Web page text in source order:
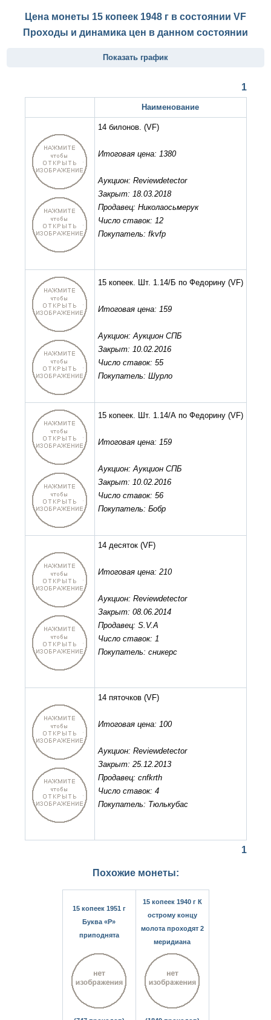
Цена монеты 15 копеек 1948 г в состоянии VF
Проходы и динамика цен в данном состоянии
Показать график
1
Наименование
14 билонов. (VF)
Итоговая цена: 1380
Аукцион: Reviewdetector
Закрыт: 18.03.2018
Продавец: Николаосьмерук
Число ставок: 12
Покупатель: fkvfp
15 копеек. Шт. 1.14/Б по Федорину (VF)
Итоговая цена: 159
Аукцион: Аукцион СПБ
Закрыт: 10.02.2016
Число ставок: 55
Покупатель: Шурло
15 копеек. Шт. 1.14/А по Федорину (VF)
Итоговая цена: 159
Аукцион: Аукцион СПБ
Закрыт: 10.02.2016
Число ставок: 56
Покупатель: Бобр
14 десяток(VF)
Итоговая цена: 210
Аукцион: Reviewdetector
Закрыт: 08.06.2014
Продавец: S.V.A
Число ставок: 1
Покупатель: сникерс
14 пяточков(VF)
Итоговая цена: 100
Аукцион: Reviewdetector
Закрыт: 25.12.2013
Продавец: cnfkrth
Число ставок: 4
Покупатель: Тюлькубас
1
Похожие монеты:
15 копеек 1951 г
Буква «Р»
приподнята
15 копеек 1940 г К
острому концу
молота проходят 2
меридиана